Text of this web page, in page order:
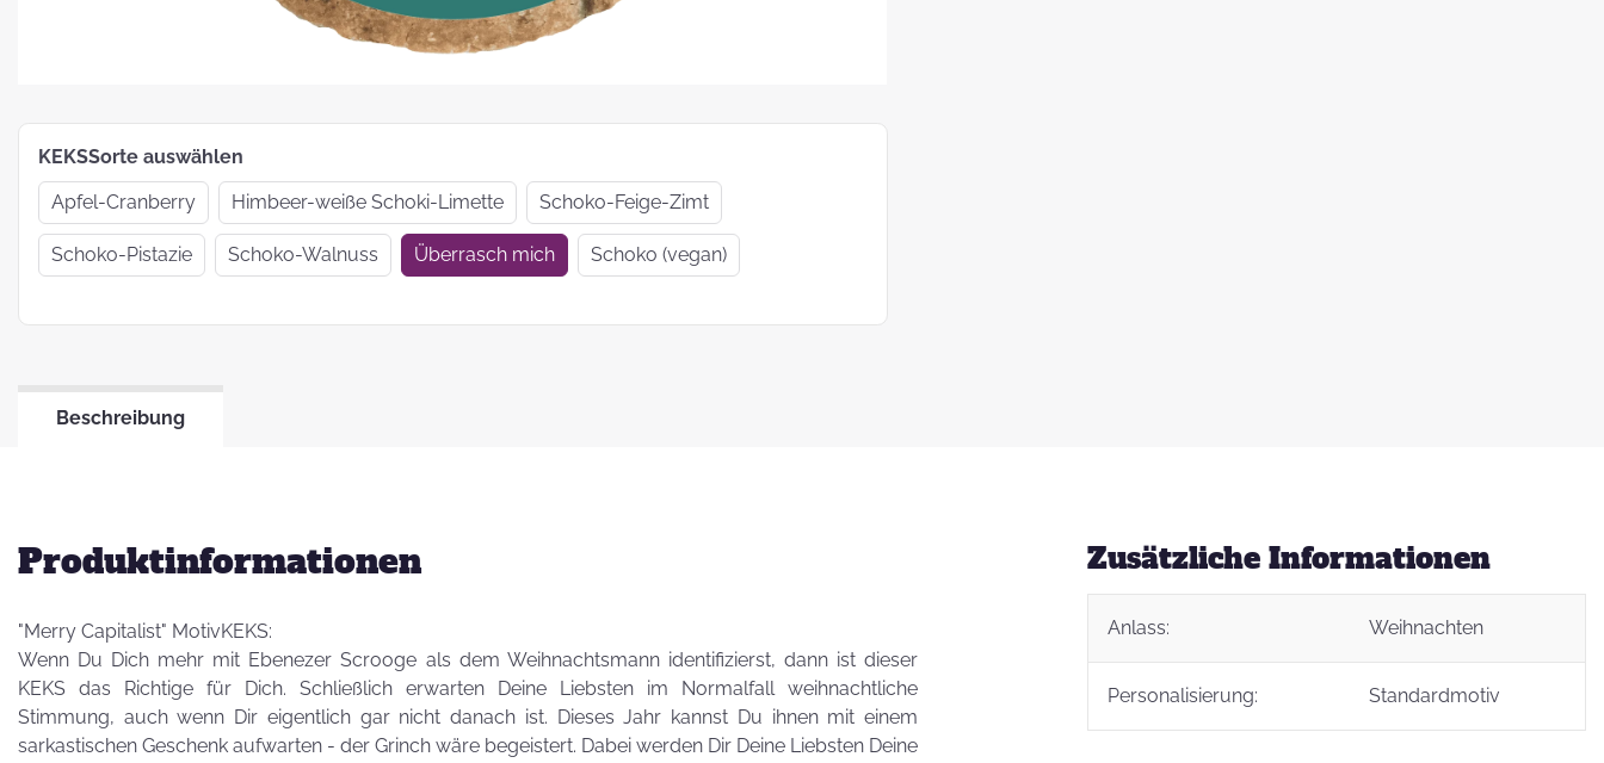
Designer
Verpackungsoptionen
Wir haben uns
verkrümelt...
Geschenkideen
zur Einschulung
2021
der KEKSFee
Besuch von
Zauberhafte
KEKSSorte auswählen
Apfel-Cranberry
Himbeer-weiße Schoki-Limette Schoko-Feige-Zimt
Schoko-Pistazie Schoko-Walnuss Überrasch mich Schoko (vegan)
Beschreibung
Produktinformationen
"Merry Capitalist" MotivKEKS:
Wenn Du Dich mehr mit Ebenezer Scrooge als dem Weihnachtsmann identifizierst, dann ist dieser
KEKS das Richtige für Dich. Schließlich erwarten Deine Liebsten im Normalfall weihnachtliche
Stimmung, auch wenn Dir eigentlich gar nicht danach ist. Dieses Jahr kannst Du ihnen mit einem
sarkastischen Geschenk aufwarten - der Grinch wäre begeistert. Dabei werden Dir Deine Liebsten Deine
Zusätzliche Informationen
Anlass: Weihnachten
Personalisierung: Standardmotiv